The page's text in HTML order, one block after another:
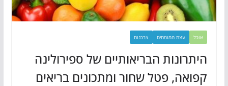
אוכל עצת המומחים צרכנות
היתרונות הבריאותיים של ספירולינה
קפואה, פטל שחור ומתכונים בריאים